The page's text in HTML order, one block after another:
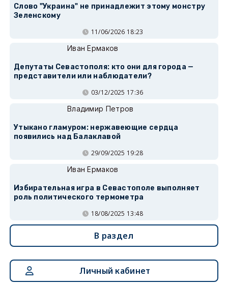
Слово "Украина" не принадлежит этому монстру
Зеленскому
11/06/2026 18:23
Иван Ермаков
Депутаты Севастополя: кто они для города —
представители или наблюдатели?
03/12/2025 17:36
Владимир Петров
Утыкано гламуром: нержавеющие сердца
появились над Балаклавой
29/09/2025 19:28
Иван Ермаков
Избирательная игра в Севастополе выполняет
роль политического термометра
18/08/2025 13:48
В раздел
Личный кабинет